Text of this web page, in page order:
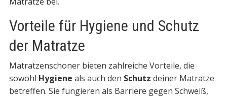
Vorteile für Hygiene und Schutz
der Matratze
Matratzenschoner bieten zahlreiche Vorteile, die
sowohl Hygiene als auch den Schutz deiner Matratze
betreffen. Sie fungieren als Barriere gegen Schweiß,